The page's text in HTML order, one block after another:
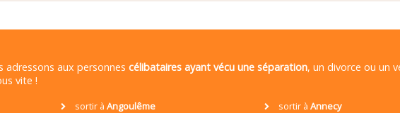
adressons aux personnes célibataires ayant vécu une séparation, un divorce ou un
vite !
sortir à Angoulême sortir à Annecy